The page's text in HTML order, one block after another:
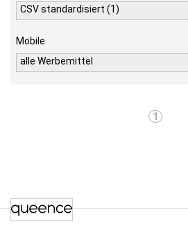
CSV standardisiert (1)
Mobile
alle Werbemittel
1